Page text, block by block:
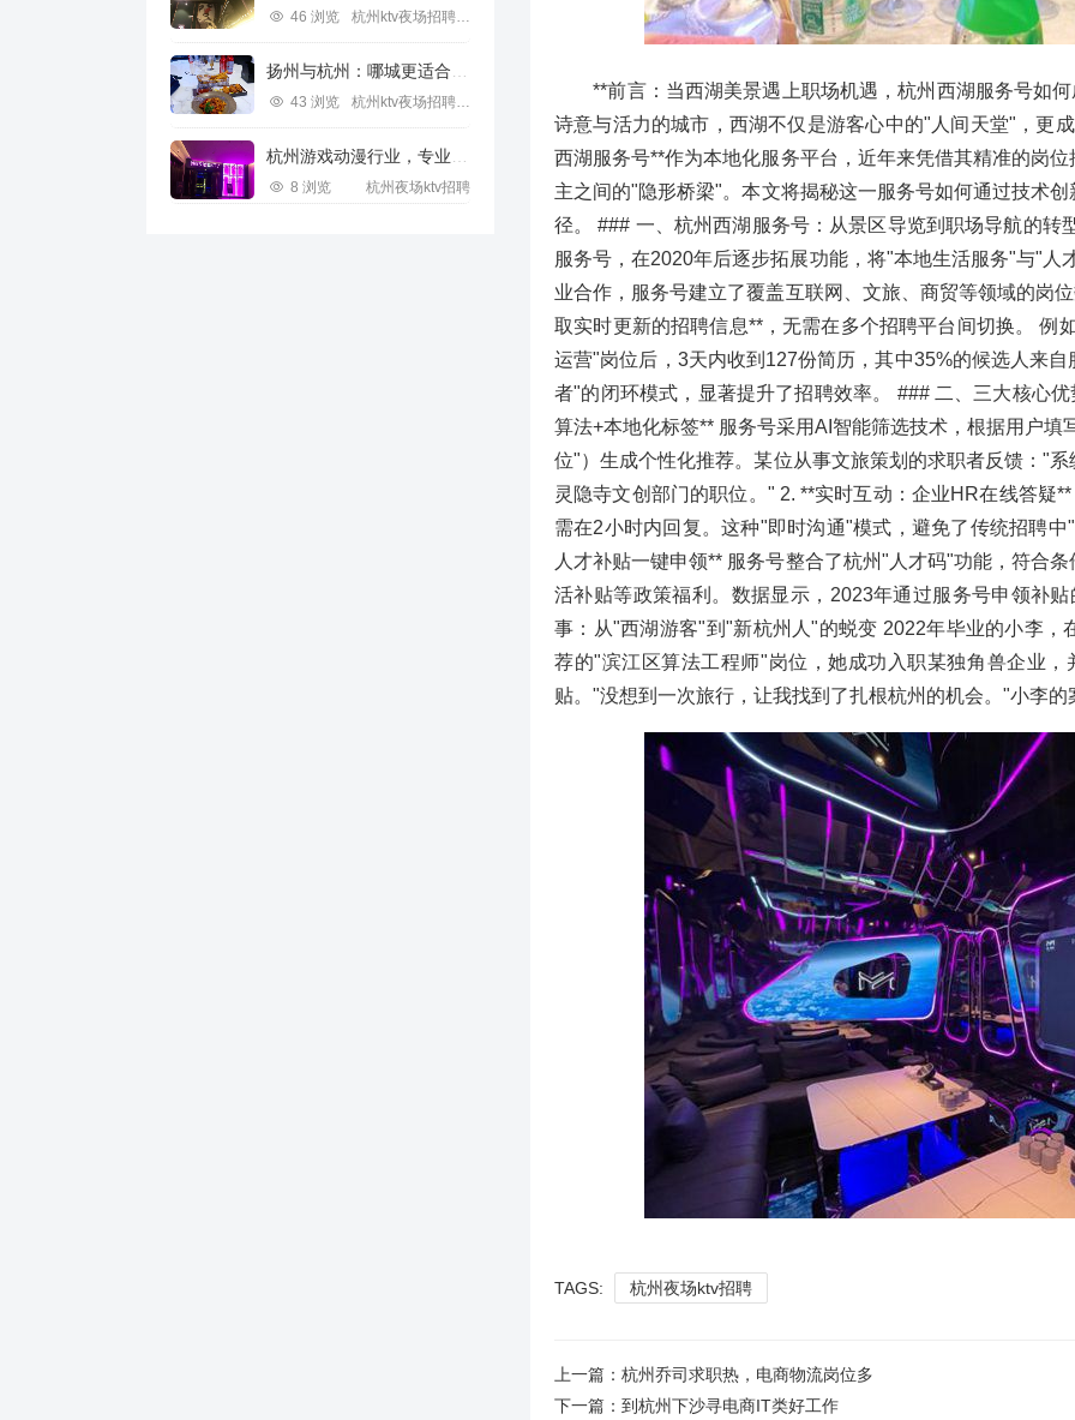
46 浏览 杭州ktv夜场招聘信息
43 浏览 杭州ktv夜场招聘信息
8 浏览 杭州夜场ktv招聘
**前言：当西湖美景遇上职场机遇，杭州西湖服务号如何
诗意与活力的城市，西湖不仅是游客心中的"人间天堂"，更
西湖服务号**作为本地化服务平台，近年来凭借其精准的岗
主之间的"隐形桥梁"。本文将揭秘这一服务号如何通过技术
径。 ### 一、杭州西湖服务号：从景区导览到职场导航的转
服务号，在2020年后逐步拓展功能，将"本地生活服务"与"
业合作，服务号建立了覆盖互联网、文旅、商贸等领域的岗
取实时更新的招聘信息**，无需在多个招聘平台间切换。 例
运营"岗位后，3天内收到127份简历，其中35%的候选人来
者"的闭环模式，显著提升了招聘效率。 ### 二、三大核心
算法+本地化标签** 服务号采用AI智能筛选技术，根据用户
位"）生成个性化推荐。某位从事文旅策划的求职者反馈："
灵隐寺文创部门的职位。" 2. **实时互动：企业HR在线答疑
需在2小时内回复。这种"即时沟通"模式，避免了传统招聘
人才补贴一键申领** 服务号整合了杭州"人才码"功能，符合
活补贴等政策福利。数据显示，2023年通过服务号申领补
事：从"西湖游客"到"新杭州人"的蜕变 2022年毕业的小李，
荐的"滨江区算法工程师"岗位，她成功入职某独角兽企业
贴。"没想到一次旅行，让我找到了扎根杭州的机会。"小李
TAGS: 杭州夜场ktv招聘
上一篇： 杭州乔司求职热，电商物流岗位多
下一篇： 到杭州下沙寻电商IT类好工作